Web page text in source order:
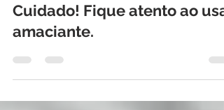
11 de abr. de 2022
2 min de leitura
Cuidado! Fique atento ao
amaciante.